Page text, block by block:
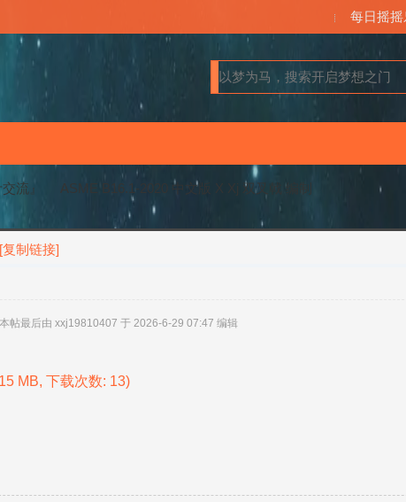
每日摇摇
流』
ASME B16.1-2020 中文版 X Xj 双叉戟 编制
[复制链接]
本帖最后由 xxj19810407 于 2026-6-29 07:47 编辑
MB, 下载次数: 13)